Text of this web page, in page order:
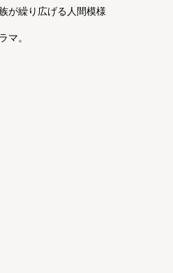
が繰り広げる人間模様
マ。